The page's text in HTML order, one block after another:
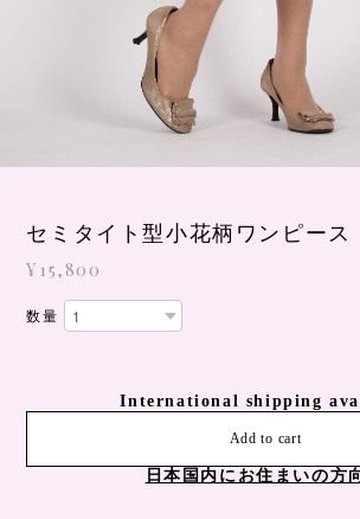
セミタイト型小花柄ワンピース
¥15,800
数量
International shipping
Add to cart
日本国内にお住まいの方